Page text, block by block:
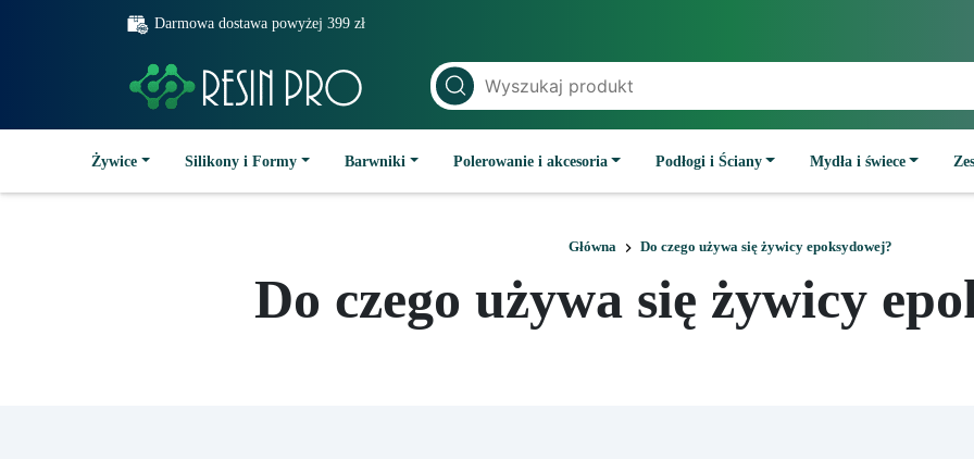
Darmowa dostawa powyżej 399 zł
Żywice Silikony i Formy Barwniki Polerowanie i akcesoria Podłogi i Ściany Mydła i świece
Główna Do czego używa się żywicy epoksydowej?
Do czego używa się żywicy